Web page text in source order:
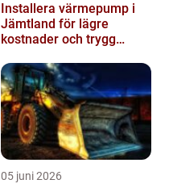
Installera värmepump i
Jämtland för lägre
kostnader och trygg
05 juni 2026